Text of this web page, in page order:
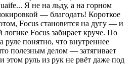
Я не на льду, а на горном
— благодать! Короткое
Focus становится на дугу — и
Focus забирает круче. По
руле понятно, что внутреннее
полезным делом — затягивает
руль из рук не рвёт даже под